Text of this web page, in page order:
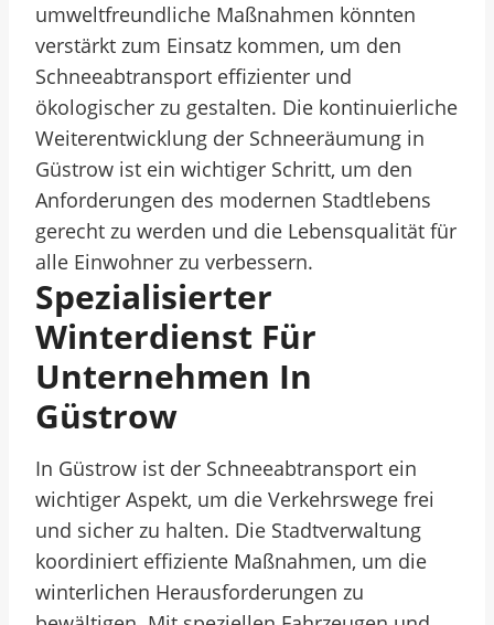
umweltfreundliche Maßnahmen könnten
verstärkt zum Einsatz kommen, um den
Schneeabtransport effizienter und
ökologischer zu gestalten. Die kontinuierliche
Weiterentwicklung der Schneeräumung in
Güstrow ist ein wichtiger Schritt, um den
Anforderungen des modernen Stadtlebens
gerecht zu werden und die Lebensqualität für
alle Einwohner zu verbessern.
Spezialisierter
Winterdienst Für
Unternehmen In
Güstrow
In Güstrow ist der Schneeabtransport ein
wichtiger Aspekt, um die Verkehrswege frei
und sicher zu halten. Die Stadtverwaltung
koordiniert effiziente Maßnahmen, um die
winterlichen Herausforderungen zu